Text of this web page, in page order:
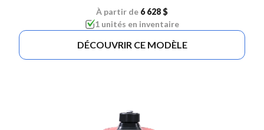
À partir de 6 628 $
1 unités en inventaire
DÉCOUVRIR CE MODÈLE